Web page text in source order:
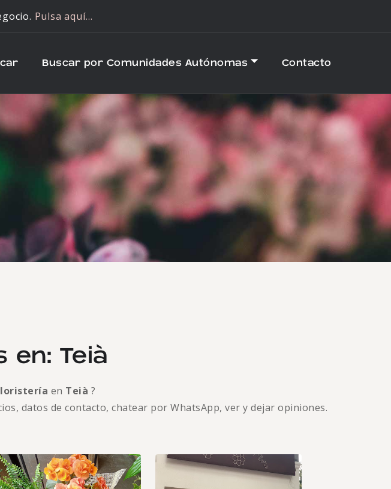
Pulsa aquí…
Buscar por Comunidades Autónomas Contacto
en: Teià
en Teià ?
datos de contacto, chatear por WhatsApp, ver y dejar opiniones.